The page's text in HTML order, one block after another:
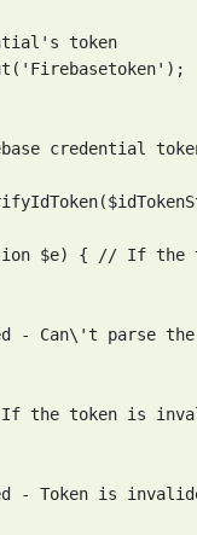
token
credential
$e) { // If the
- Can\'t parse
the token is
- Token is